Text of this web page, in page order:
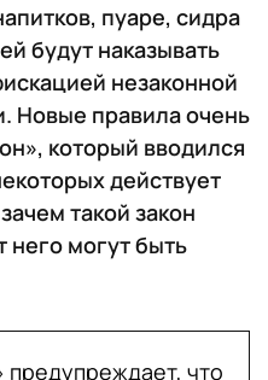
пуаре, сидра
будут наказывать
незаконной
Новые правила очень
который вводился
действует
такой закон
него могут быть
что